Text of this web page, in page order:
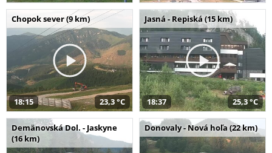
Chopok sever (9 km)
18:15 23,3 °C
Jasná - Repiská (15 km)
18:37 25,3 °C
Demänovská Dol. - Jaskyne
(16 km)
Donovaly - Nová hoľa (22 km)